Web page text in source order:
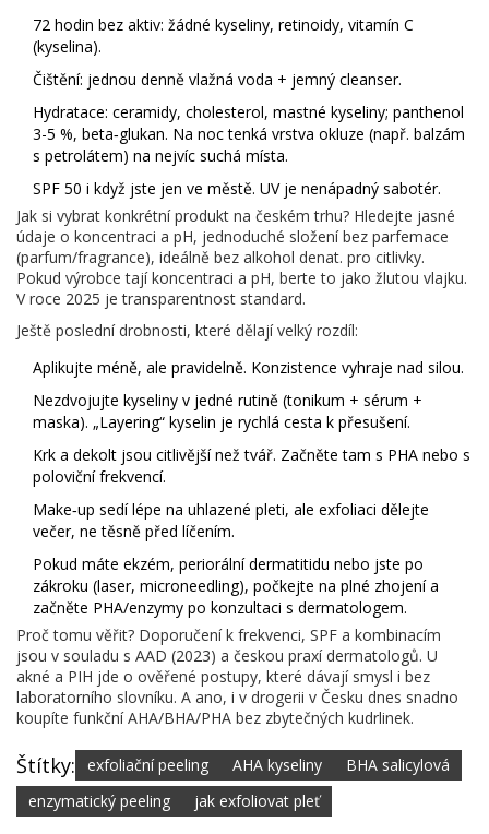
72 hodin bez aktiv: žádné kyseliny, retinoidy, vitamín C
(kyselina).
Čištění: jednou denně vlažná voda + jemný cleanser.
Hydratace: ceramidy, cholesterol, mastné kyseliny; panthenol
3-5 %, beta‑glukan. Na noc tenká vrstva okluze (např. balzám
s petrolátem) na nejvíc suchá místa.
SPF 50 i když jste jen ve městě. UV je nenápadný sabotér.
Jak si vybrat konkrétní produkt na českém trhu? Hledejte jasné
údaje o koncentraci a pH, jednoduché složení bez parfemace
(parfum/fragrance), ideálně bez alkohol denat. pro citlivky.
Pokud výrobce tají koncentraci a pH, berte to jako žlutou vlajku.
V roce 2025 je transparentnost standard.
Ještě poslední drobnosti, které dělají velký rozdíl:
Aplikujte méně, ale pravidelně. Konzistence vyhraje nad silou.
Nezdvojujte kyseliny v jedné rutině (tonikum + sérum +
maska). „Layering“ kyselin je rychlá cesta k přesušení.
Krk a dekolt jsou citlivější než tvář. Začněte tam s PHA nebo s
poloviční frekvencí.
Make‑up sedí lépe na uhlazené pleti, ale exfoliaci dělejte
večer, ne těsně před líčením.
Pokud máte ekzém, periorální dermatitidu nebo jste po
zákroku (laser, microneedling), počkejte na plné zhojení a
začněte PHA/enzymy po konzultaci s dermatologem.
Proč tomu věřit? Doporučení k frekvenci, SPF a kombinacím
jsou v souladu s AAD (2023) a českou praxí dermatologů. U
akné a PIH jde o ověřené postupy, které dávají smysl i bez
laboratorního slovníku. A ano, i v drogerii v Česku dnes snadno
koupíte funkční AHA/BHA/PHA bez zbytečných kudrlinek.
Štítky: exfoliační peeling AHA kyseliny
BHA salicylová
enzymatický peeling
jak exfoliovat pleť